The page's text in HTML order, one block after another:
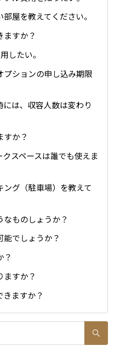
屋を教えてください。
すか？
したい。
ションの申し込み期限
は、収容人数は変わり
すか？
スペースは誰でも使えま
グ（駐車場）を教えて
ものしょうか？
でしょうか？
？
ますか？
ますか？